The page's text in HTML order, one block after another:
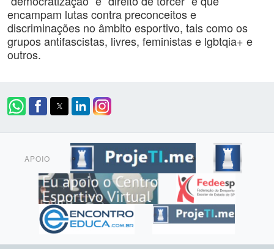
encampam lutas contra preconceitos e
discriminações no âmbito esportivo, tais como os
grupos antifascistas, livres, feministas e lgbtqia+ e
outros.
APOIO